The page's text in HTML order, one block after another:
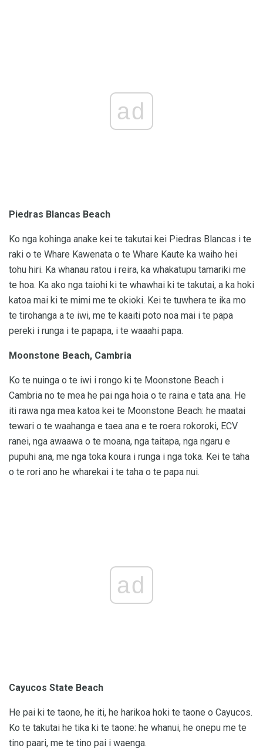
ad
Piedras Blancas Beach
Ko nga kohinga anake kei te takutai kei Piedras Blancas i te
raki o te Whare Kawenata o te Whare Kaute ka waiho hei
tohu hiri. Ka whanau ratou i reira, ka whakatupu tamariki me
te hoa. Ka ako nga taiohi ki te whawhai ki te takutai, a ka hoki
katoa mai ki te mimi me te okioki. Kei te tuwhera te ika mo
te tirohanga a te iwi, me te kaaiti poto noa mai i te papa
pereki i runga i te papapa, i te waaahi papa.
Moonstone Beach, Cambria
Ko te nuinga o te iwi i rongo ki te Moonstone Beach i
Cambria no te mea he pai nga hoia o te raina e tata ana. He
iti rawa nga mea katoa kei te Moonstone Beach: he maatai ​​
tewari o te waahanga e taea ana e te roera rokoroki, ECV
ranei, nga awaawa o te moana, nga taitapa, nga ngaru e
pupuhi ana, me nga toka koura i runga i nga toka. Kei te taha
o te rori ano he wharekai i te taha o te papa nui.
ad
Cayucos State Beach
He pai ki te taone, he iti, he harikoa hoki te taone o Cayucos.
Ko te takutai he tika ki te taone: he whanui, he onepu me te
tino paari, me te tino pai i waenga.